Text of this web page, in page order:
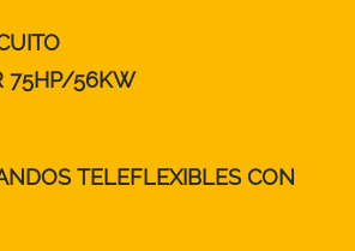
75HP/56KW
TELEFLEXIBLES CON